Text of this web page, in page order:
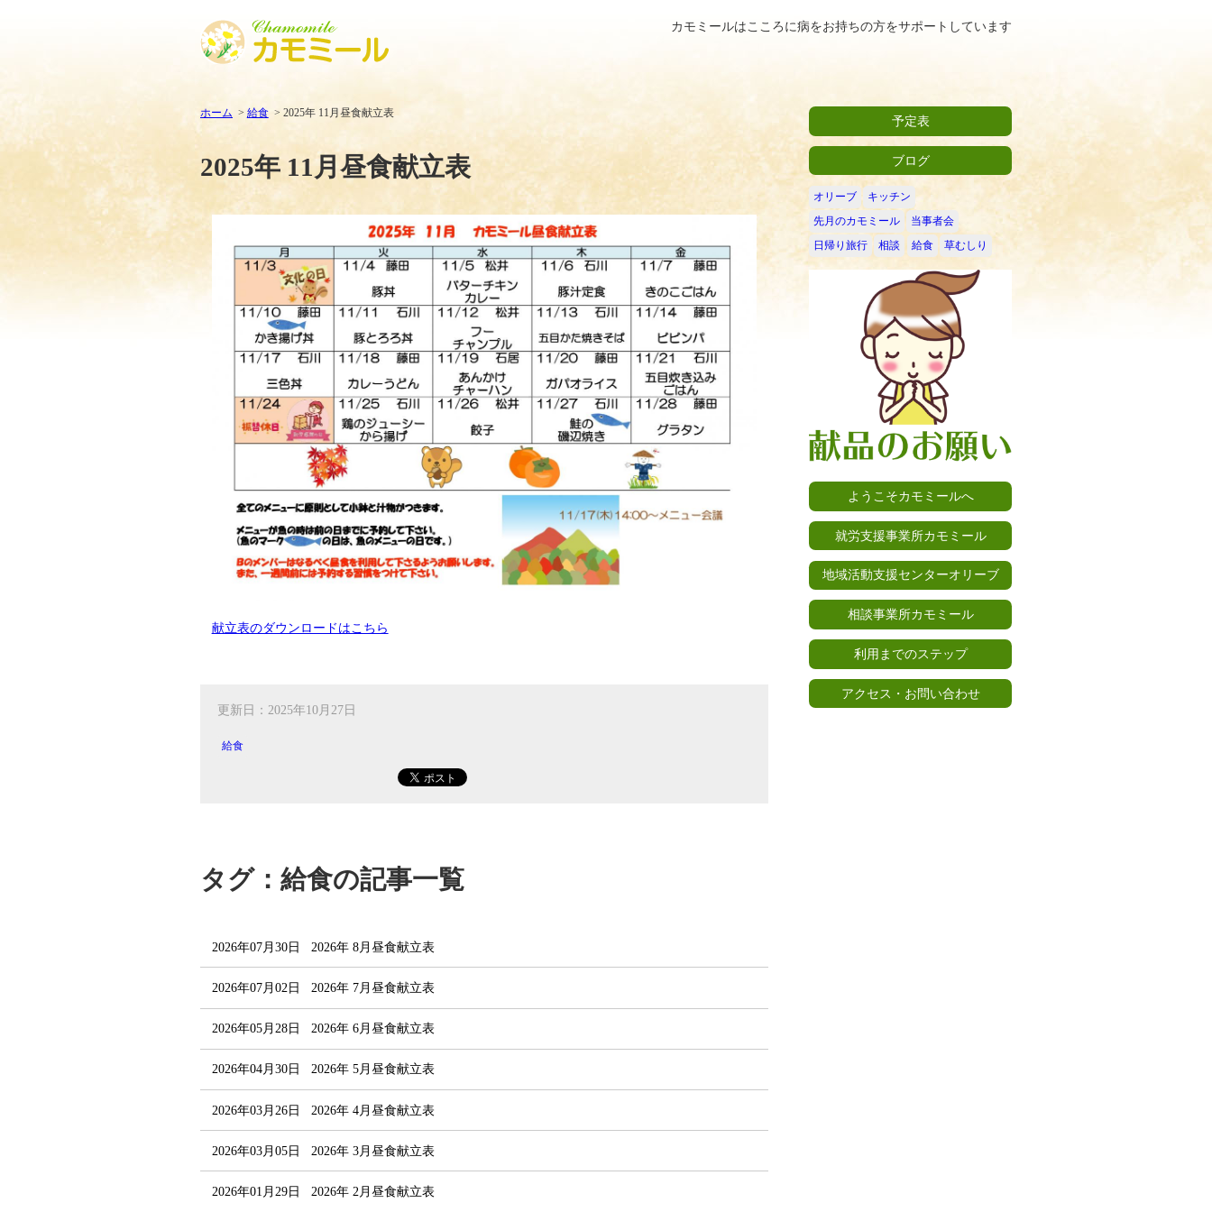
カモミールはこころに病をお持ちの方をサポートしています
ホーム 給食 2025年 11月昼食献立表
2025年 11月昼食献立表
献立表のダウンロードはこちら
更新日：2025年10月27日
給食
タグ：給食の記事一覧
2026年07月30日 2026年 8月昼食献立表
2026年07月02日 2026年 7月昼食献立表
2026年05月28日 2026年 6月昼食献立表
2026年04月30日 2026年 5月昼食献立表
2026年03月26日 2026年 4月昼食献立表
2026年03月05日 2026年 3月昼食献立表
2026年01月29日 2026年 2月昼食献立表
予定表
ブログ
オリーブ キッチン
先月のカモミール 当事者会
日帰り旅行 相談 給食 草むしり
ようこそカモミールへ
就労支援事業所カモミール
地域活動支援センターオリーブ
相談事業所カモミール
利用までのステップ
アクセス・お問い合わせ